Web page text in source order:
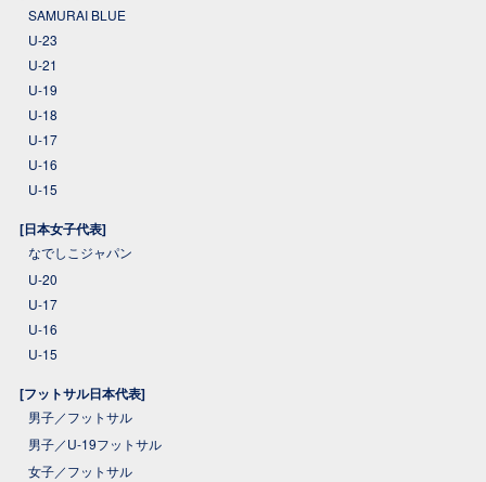
SAMURAI BLUE
U-23
U-21
U-19
U-18
U-17
U-16
U-15
[日本女子代表]
なでしこジャパン
U-20
U-17
U-16
U-15
[フットサル日本代表]
男子／フットサル
男子／U-19フットサル
女子／フットサル